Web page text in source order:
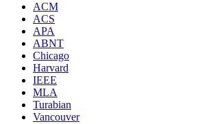
ACM
ACS
APA
ABNT
Chicago
Harvard
IEEE
MLA
Turabian
Vancouver